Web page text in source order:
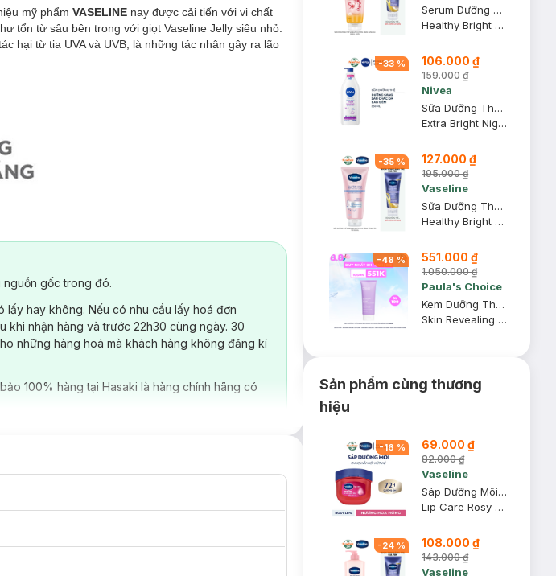
mỹ phẩm VASELINE nay được cải tiến với vi chất
tổn từ sâu bên trong với giọt Vaseline Jelly siêu nhỏ.
hại từ tia UVA và UVB, là những tác nhân gây ra lão
gốc trong đó.
lấy hay không. Nếu có nhu cầu lấy hoá đơn
nhận hàng và trước 22h30 cùng ngày. 30
những hàng hoá mà khách hàng không đăng kí
100% hàng tại Hasaki là hàng chính hãng có
Serum Dưỡng Thể Vaseline Chống Nắng Sáng Da 300ml (Mới)
Healthy Bright Daily Protection & Brightening Serum SPF 50+ PA++++
-33 % 106.000 ₫
159.000 ₫
Nivea
Sữa Dưỡng Thể Nivea Sáng Da Ban Đêm 350ml
Extra Bright Night Nourish Body Lotion
-35 % 127.000 ₫
195.000 ₫
Vaseline
Sữa Dưỡng Thể Vaseline Gluta-Hya Nâng Tông Tức Thì 300ml
Healthy Bright Gluta-Hya Body Tone-Up UV Lotion
-48 % 551.000 ₫
1.050.000 ₫
Paula's Choice
Kem Dưỡng Thể Paula’s Choice 10% AHA Làm Sáng Da 210ml
Skin Revealing Body Lotion with 10% AHA
Sản phẩm cùng thương
hiệu
-16 % 69.000 ₫
82.000 ₫
Vaseline
Sáp Dưỡng Môi Vaseline Hồng Xinh 7g
Lip Care Rosy Lips
-24 % 108.000 ₫
143.000 ₫
Vaseline